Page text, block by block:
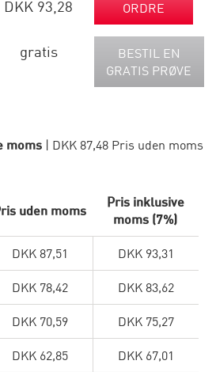
DKK 93,28 ORDRE
gratis
BESTIL EN
GRATIS PRØVE
moms | DKK 87,48 Pris uden moms
uden moms
Pris inklusive
moms (7%)
DKK 87,51 DKK 93,31
DKK 78,42 DKK 83,62
DKK 70,59 DKK 75,27
DKK 62,85 DKK 67,01